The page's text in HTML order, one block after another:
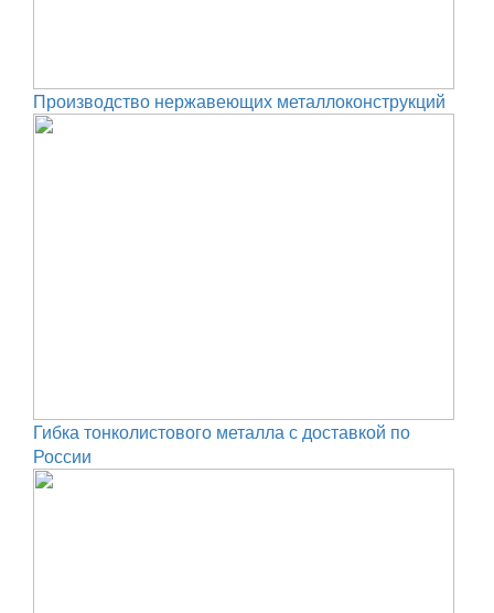
Производство нержавеющих металлоконструкций
Гибка тонколистового металла с доставкой по
России